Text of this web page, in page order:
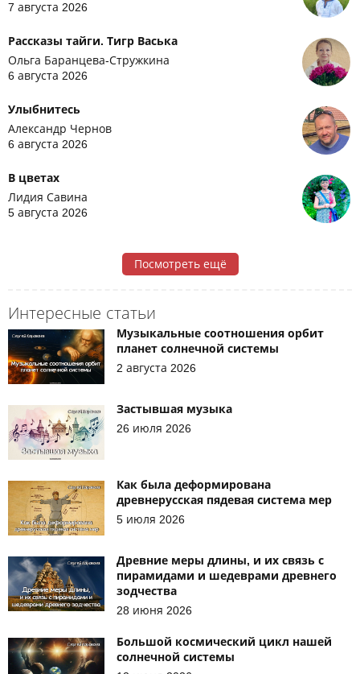
7 августа 2026
Рассказы тайги. Тигр Васька
Ольга Баранцева-Стружкина
6 августа 2026
Улыбнитесь
Александр Чернов
6 августа 2026
В цветах
Лидия Савина
5 августа 2026
Посмотреть ещё
Интересные статьи
Музыкальные соотношения орбит
планет солнечной системы
2 августа 2026
Застывшая музыка
26 июля 2026
Как была деформирована
древнерусская пядевая система мер
5 июля 2026
Древние меры длины, и их связь с
пирамидами и шедеврами древнего
зодчества
28 июня 2026
Большой космический цикл нашей
солнечной системы